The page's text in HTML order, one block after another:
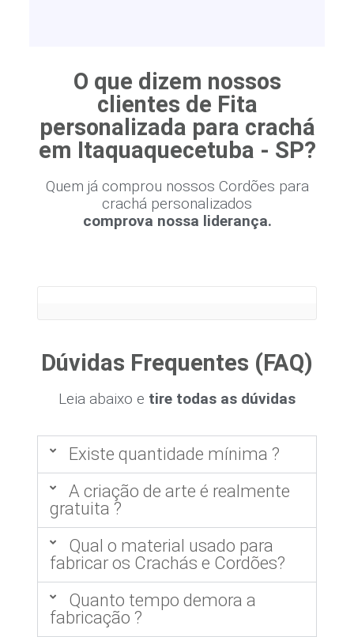
O que dizem nossos
clientes de Fita
personalizada para crachá
em Itaquaquecetuba - SP?
Quem já comprou nossos Cordões para
crachá personalizados
comprova nossa liderança.
Dúvidas Frequentes (FAQ)
Leia abaixo e tire todas as dúvidas
Existe quantidade mínima ?
A criação de arte é realmente
gratuita ?
Qual o material usado para
fabricar os Crachás e Cordões?
Quanto tempo demora a
fabricação ?